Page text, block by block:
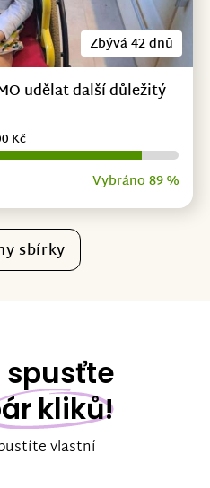
Zbývá 42 dnů
udělat další důležitý
Vybráno 89 %
Kč
sbírky
spusťte
kliků!
vlastní